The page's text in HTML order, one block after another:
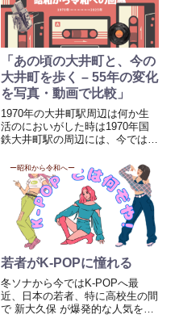
「あの頃の大井町と、今の
大井町を歩く – 55年の変化
を写真・動画で比較」
1970年の大井町駅周辺は何か生
活のにおいがした時は1970年国
鉄大井町駅の周辺には、今では見
転車がぎっしり並ぶ駅前の風景が
広がっていました。駅前の「大丸
百貨店」はまだ開業前。東急線の
駅前には賑やかな果物屋さん...
ー昭和から令和へー
若者がK-POPに憧れる
冬ソナから今ではK-POPへ最
近、日本の若者、特に高校生の間
で 新大久保 が爆発的な人気を誇